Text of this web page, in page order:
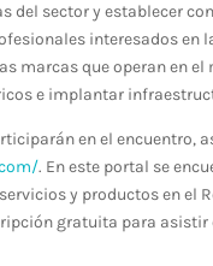
del sector y establecer
interesados
marcas que operan en
e implantar
en el encuentro,
. En este portal se
y productos en el
gratuita para